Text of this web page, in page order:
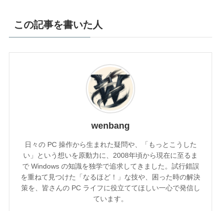
この記事を書いた人
wenbang
日々の PC 操作から生まれた疑問や、「もっとこうした
い」という想いを原動力に、2008年頃から現在に至るま
で Windows の知識を独学で追求してきました。試行錯誤
を重ねて見つけた「なるほど！」な技や、困った時の解決
策を、皆さんの PC ライフに役立ててほしい一心で発信し
ています。